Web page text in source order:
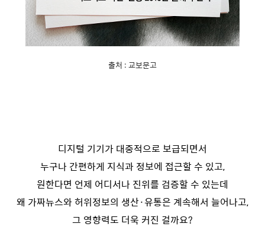
출처 : 교보문고
디지털 기기가 대중적으로 보급되면서
누구나 간편하게 지식과 정보에 접근할 수 있고,
원한다면 언제 어디서나 진위를 검증할 수 있는데
왜 가짜뉴스와 허위정보의 생산·유통은 계속해서 늘어나고,
그 영향력도 더욱 커진 걸까요?